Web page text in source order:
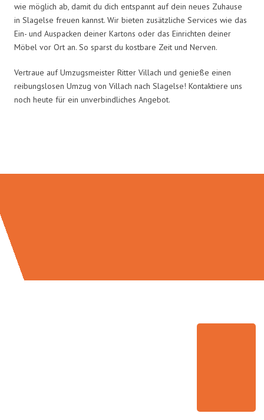
wie möglich ab, damit du dich entspannt auf dein neues Zuhause
in Slagelse freuen kannst. Wir bieten zusätzliche Services wie das
Ein- und Auspacken deiner Kartons oder das Einrichten deiner
Möbel vor Ort an. So sparst du kostbare Zeit und Nerven.
Vertraue auf Umzugsmeister Ritter Villach und genieße einen
reibungslosen Umzug von Villach nach Slagelse! Kontaktiere uns
noch heute für ein unverbindliches Angebot.